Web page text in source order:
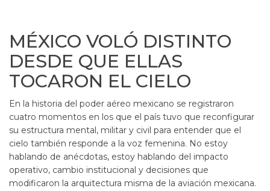
MÉXICO VOLÓ DISTINTO
DESDE QUE ELLAS
TOCARON EL CIELO
En la historia del poder aéreo mexicano se registraron
cuatro momentos en los que el país tuvo que reconfigurar
su estructura mental, militar y civil para entender que el
cielo también responde a la voz femenina. No estoy
hablando de anécdotas, estoy hablando del impacto
operativo, cambio institucional y decisiones que
modificaron la arquitectura misma de la aviación mexicana.